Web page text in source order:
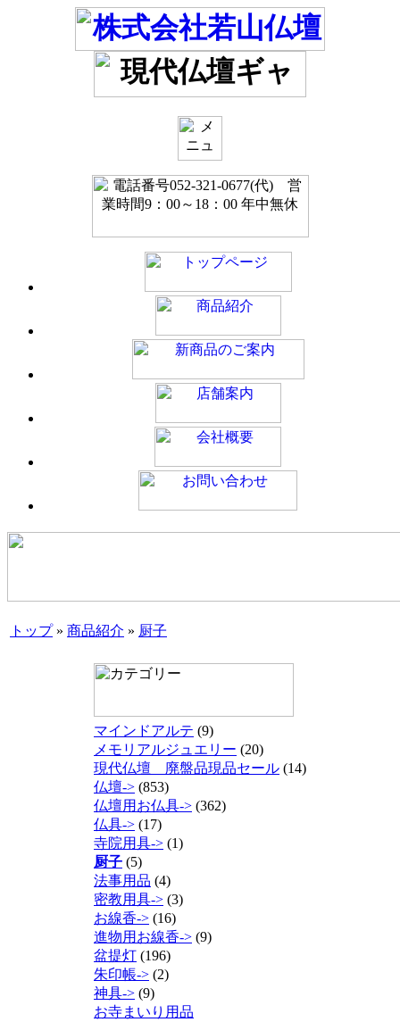
トップ» 商品紹介 » 厨子
マインドアルテ (9)
メモリアルジュエリー (20)
現代仏壇 廃盤品現品セール (14)
仏壇-> (853)
仏壇用お仏具-> (362)
仏具-> (17)
寺院用具-> (1)
厨子 (5)
法事用品 (4)
密教用具-> (3)
お線香-> (16)
進物用お線香-> (9)
盆提灯 (196)
朱印帳-> (2)
神具-> (9)
お寺まいり用品